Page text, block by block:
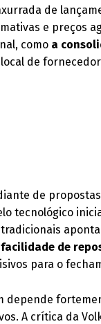
de
e preços
como a
local de
de
tecnológico
de
para o
depende
A crítica da